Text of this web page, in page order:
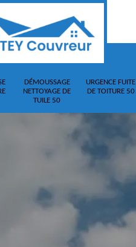
DÉMOUSSAGE
NETTOYAGE DE
TUILE 50
URGENCE FUITE
DE TOITURE 50